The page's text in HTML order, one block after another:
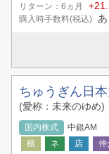
リターン：6ヵ月
購入時手数料(税込)
ちゅうぎん日
(愛称：未来のゆめ)
国内株式 中銀AM